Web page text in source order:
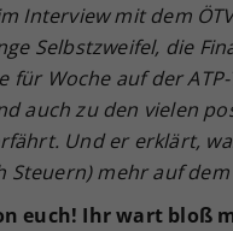
Interview mit dem
Selbstzweifel, die
für Woche auf der
auch zu den vielen
Und er erklärt,
Steuern) mehr auf
euch! Ihr wart bloß